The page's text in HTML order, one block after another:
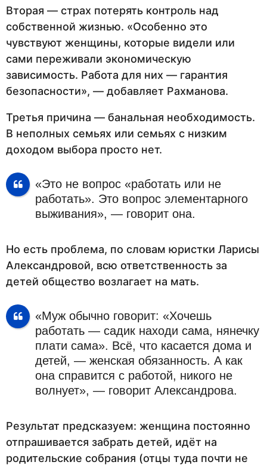
Вторая — страх потерять контроль над
собственной жизнью. «Особенно это
чувствуют женщины, которые видели или
сами переживали экономическую
зависимость. Работа для них — гарантия
безопасности», — добавляет Рахманова.
Третья причина — банальная необходимость.
В неполных семьях или семьях с низким
доходом выбора просто нет.
«Это не вопрос «работать или не
работать». Это вопрос элементарного
выживания», — говорит она.
Но есть проблема, по словам юристки Ларисы
Александровой, всю ответственность за
детей общество возлагает на мать.
«Муж обычно говорит: «Хочешь
работать — садик находи сама, нянечку
плати сама». Всё, что касается дома и
детей, — женская обязанность. А как
она справится с работой, никого не
волнует», — говорит Александрова.
Результат предсказуем: женщина постоянно
отпрашивается забрать детей, идёт на
родительские собрания (отцы туда почти не